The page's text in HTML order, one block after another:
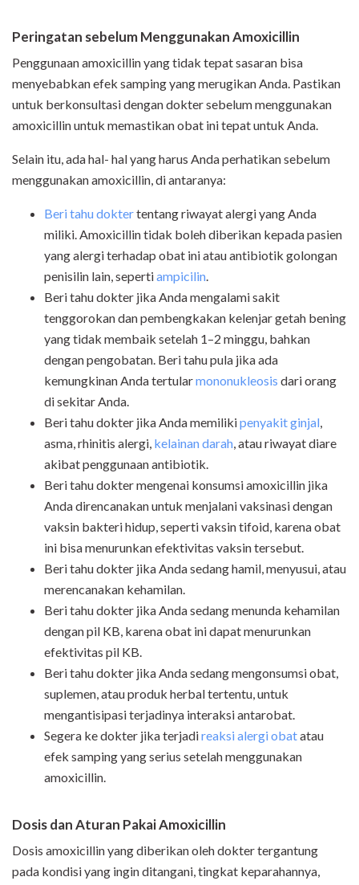
Peringatan sebelum Menggunakan Amoxicillin
Penggunaan amoxicillin yang tidak tepat sasaran bisa
menyebabkan efek samping yang merugikan Anda. Pastikan
untuk berkonsultasi dengan dokter sebelum menggunakan
amoxicillin untuk memastikan obat ini tepat untuk Anda.
Selain itu, ada hal- hal yang harus Anda perhatikan sebelum
menggunakan amoxicillin, di antaranya:
Beri tahu doktertentang riwayat alergi yang Anda
miliki. Amoxicillin tidak boleh diberikan kepada pasien
yang alergi terhadap obat ini atau antibiotik golongan
penisilin lain, sepertiampicilin
Beri tahu dokter jika Anda mengalami sakit
tenggorokan dan pembengkakan kelenjar getah bening
yang tidak membaik setelah 1–2 minggu, bahkan
dengan pengobatan. Beri tahu pula jika ada
kemungkinan Anda tertularmononukleosis dari orang
di sekitar Anda.
Beri tahu dokter jika Anda memilikipenyakit ginjal
asma, rhinitis alergi, kelainan darah , atau riwayat diare
akibat penggunaan antibiotik.
Beri tahu dokter mengenai konsumsi amoxicillin jika
Anda direncanakan untuk menjalani vaksinasi dengan
vaksin bakteri hidup, seperti vaksin tifoid, karena obat
ini bisa menurunkan efektivitas vaksin tersebut.
Beri tahu dokter jika Anda sedang hamil, menyusui, atau
merencanakan kehamilan.
Beri tahu dokter jika Anda sedang menunda kehamilan
dengan pil KB, karena obat ini dapat menurunkan
efektivitas pil KB.
Beri tahu dokter jika Anda sedang mengonsumsi obat,
suplemen, atau produk herbal tertentu, untuk
mengantisipasi terjadinya interaksi antarobat.
Segera ke dokter jika terjadireaksi alergi obatatau
efek samping yang serius setelah menggunakan
amoxicillin.
Dosis dan Aturan Pakai Amoxicillin
Dosis amoxicillin yang diberikan oleh dokter tergantung
pada kondisi yang ingin ditangani, tingkat keparahannya,